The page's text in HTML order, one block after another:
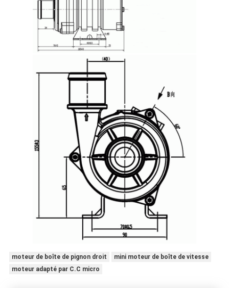
moteur de boîte de pignon droit
mini moteur de boîte de vitesse
moteur adapté par C.C micro